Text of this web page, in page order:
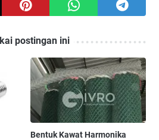
postingan ini
Bentuk Kawat Harmonika